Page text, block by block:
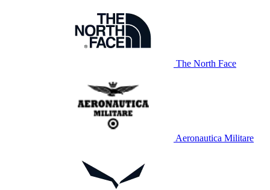
The North Face
Aeronautica Militare